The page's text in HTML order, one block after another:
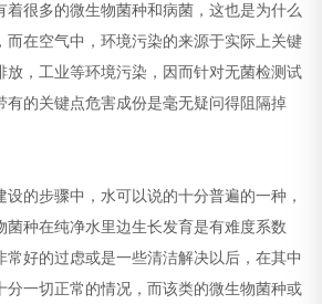
着很多的微生物菌种和病菌，这也是为什么
而在空气中，环境污染的来源于实际上关键
放，工业等环境污染，因而针对无菌检测试
有的关键点危害成份是毫无疑问得阻隔掉
的步骤中，水可以说的十分普遍的一种，
菌种在纯净水里边生长发育是有难度系数
常好的过虑或是一些清洁解决以后，在其中
分一切正常的情况，而该类的微生物菌种或